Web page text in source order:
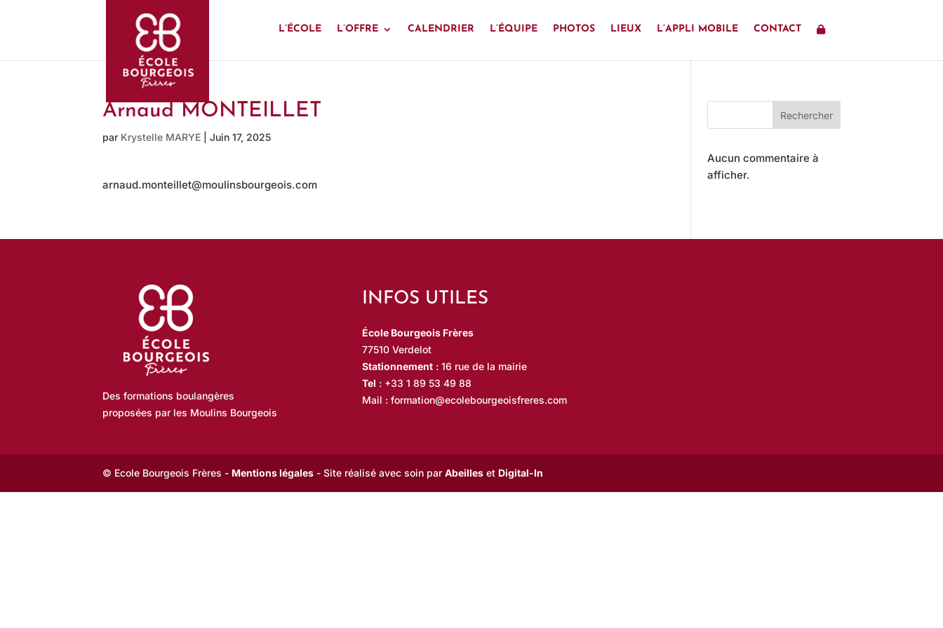
L’ÉCOLE L’OFFRE CALENDRIER L’ÉQUIPE PHOTOS LIEUX L’APPLI MOBILE CONTACT
Arnaud MONTEILLET
par Krystelle MARYE |Juin 17, 2025
arnaud.monteillet@moulinsbourgeois.com
Rechercher
Aucun commentaire à
afficher.
Des formations boulangères
proposées par les Moulins Bourgeois
INFOS UTILES
École Bourgeois Frères
77510 Verdelot
Stationnement : 16 rue de la mairie
Tel : +33 1 89 53 49 88
Mail :formation@ecolebourgeoisfreres.com
© Ecole Bourgeois Frères - Mentions légales - Site réalisé avec soin parAbeilles et Digital-In